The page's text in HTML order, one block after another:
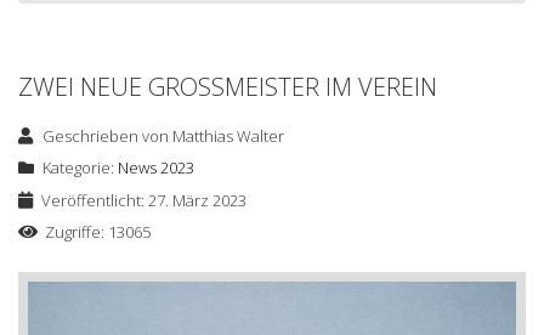
ZWEI NEUE GROSSMEISTER IM VEREIN
Geschrieben von Matthias Walter
Kategorie: News 2023
Veröffentlicht: 27. März 2023
Zugriffe: 13065